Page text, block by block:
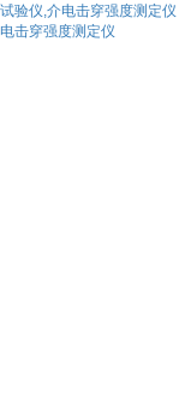
试验仪,介电击穿强度测定仪
电击穿强度测定仪